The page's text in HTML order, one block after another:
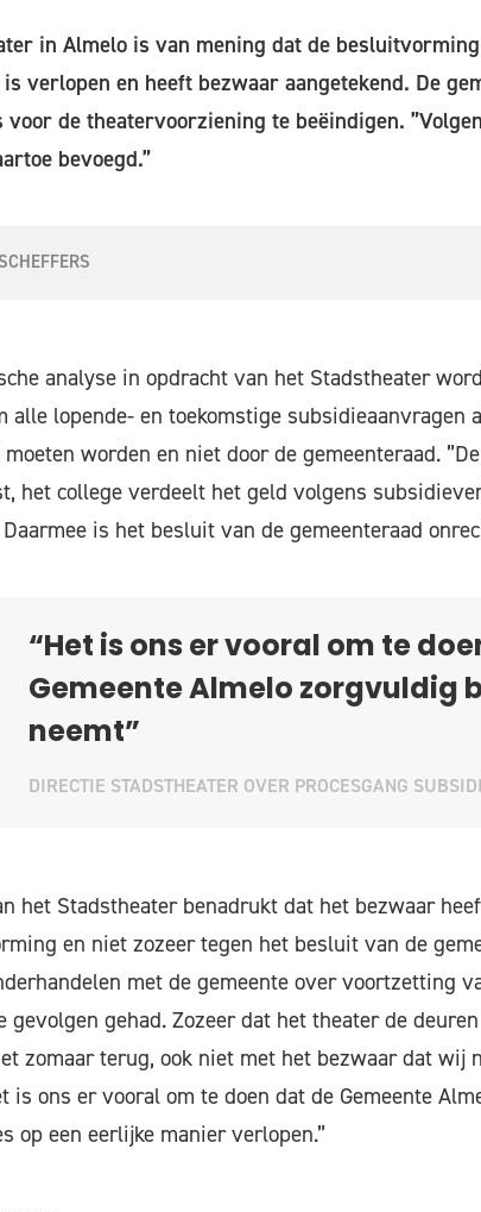
in Almelo is van mening dat de
verlopen en heeft bezwaar aangetekend. De
voor de theatervoorziening te beëindigen.
bevoegd.”
analyse in opdracht van het Stadstheater
alle lopende- en toekomstige subsidieaanvragen
worden en niet door de gemeenteraad.
het college verdeelt het geld volgens
is het besluit van de gemeenteraad
“Het is ons er vooral om te
Gemeente Almelo zorgvuldig
neemt”
DIRECTIE STADSTHEATER OVER PROCESGANG
het Stadstheater benadrukt dat het bezwaar
en niet zozeer tegen het besluit van de
met de gemeente over voortzetting
gevolgen gehad. Zozeer dat het theater de
zomaar terug, ook niet met het bezwaar dat wij
is ons er vooral om te doen dat de Gemeente
op een eerlijke manier verlopen.”